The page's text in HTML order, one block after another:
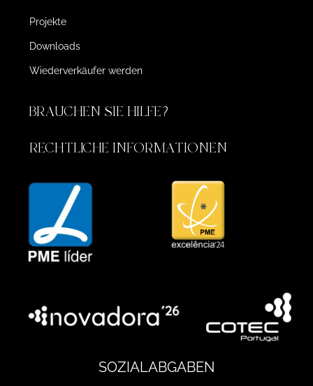
Projekte
Downloads
Wiederverkäufer werden
BRAUCHEN SIE HILFE?
RECHTLICHE INFORMATIONEN
SOZIALABGABEN